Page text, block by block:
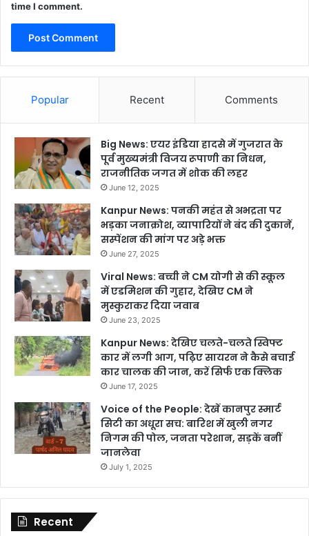
time I comment.
Popular Recent Comments
Big News: एयर इंडिया हादसे में गुजरात के
पूर्व मुख्यमंत्री विजय रूपाणी का निधन,
राजनीतिक जगत में शोक की लहर
June 12, 2025
Kanpur News: पनकी महंत से अभद्रता पर
भड़का जनाक्रोश, व्यापारियों ने बंद की दुकानें,
सस्पेंशन की मांग पर अड़े भक्त
June 27, 2025
Viral News: बच्ची ने CM योगी से की स्कूल
में एडमिशन की गुहार, देखिए CM ने
मुस्कुराकर दिया जवाब
June 23, 2025
Kanpur News: देखिए चलते-चलते स्विफ्ट
कार में लगी आग, पढ़िए सायरन ने कैसे बचाई
कार चालक की जान, करें सिर्फ एक क्लिक
June 17, 2025
Voice of the People: देखें कानपुर स्मार्ट
सिटी का अधूरा सच: बारिश में खुली नगर
निगम की पोल, जनता परेशान, सड़कें बनीं
जानलेवा
July 1, 2025
Recent